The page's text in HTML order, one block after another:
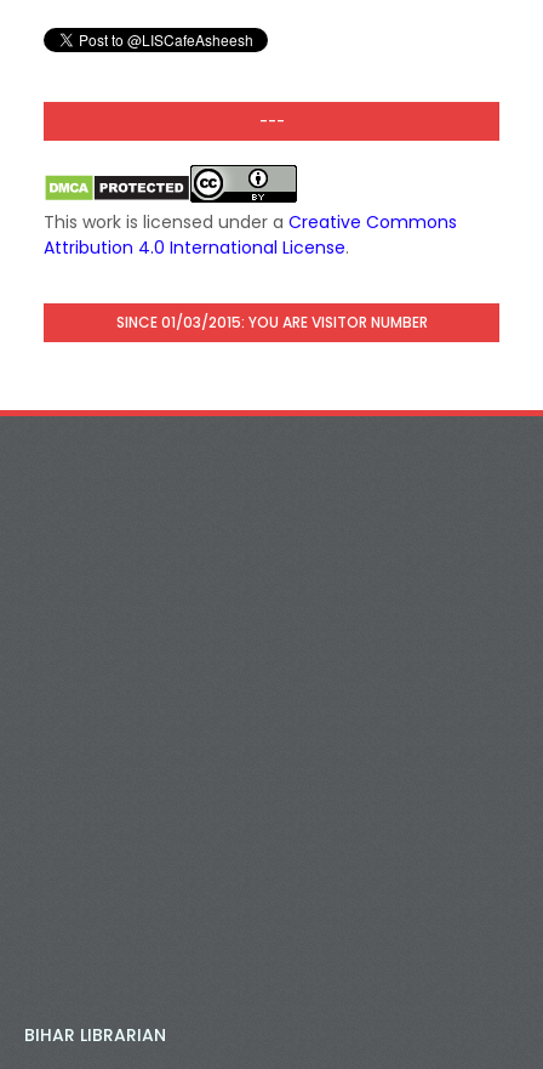
---
This work is licensed under a Creative Commons
Attribution 4.0 International License.
SINCE 01/03/2015: YOU ARE VISITOR NUMBER
BIHAR LIBRARIAN